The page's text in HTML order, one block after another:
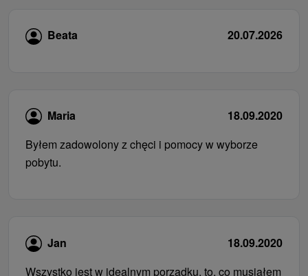
Beata 20.07.2026
Maria
18.09.2020
Byłem zadowolony z chęci i pomocy w wyborze
pobytu.
Jan
18.09.2020
Wszystko jest w idealnym porządku, to, co musiałem